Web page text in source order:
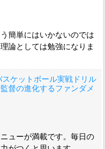
簡単にはいかないのでは
論としては勉強になりま
ケットボール実戦ドリル
督の進化するファンダメ
ューが満載です。毎日の